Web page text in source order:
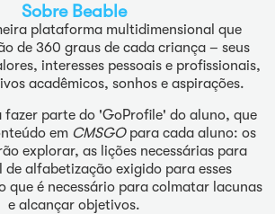
Sobre Beable
plataforma multidimensional que
de 360 graus de cada criança – seus
interesses pessoais e profissionais,
acadêmicos, sonhos e aspirações.
fazer parte do 'GoProfile' do aluno, que
em CMSGOpara cada aluno: os
explorar, as lições necessárias para
alfabetização exigido para esses
que é necessário para colmatar lacunas
e alcançar objetivos.